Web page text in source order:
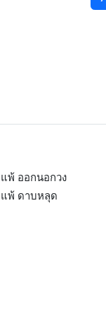
แพ้ ออกนอกวง
แพ้ ดาบหลุด